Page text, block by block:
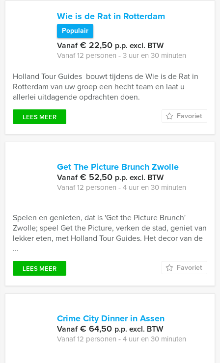
Wie is de Rat in Rotterdam
Populair
Vanaf€ 22,50 p.p. excl. BTW
Vanaf 12 personen ‐ 3 uur en 30 minuten
Holland Tour Guides bouwt tijdens de Wie is de Rat in
Rotterdam van uw groep een hecht team en laat u
allerlei uitdagende opdrachten doen.
LEES MEER Favoriet
Get The Picture Brunch Zwolle
Vanaf€ 52,50 p.p. excl. BTW
Vanaf 12 personen ‐ 4 uur en 30 minuten
Spelen en genieten, dat is 'Get the Picture Brunch'
Zwolle; speel Get the Picture, verken de stad, geniet van
lekker eten, met Holland Tour Guides. Het decor van de
...
LEES MEER Favoriet
Crime City Dinner in Assen
Vanaf€ 64,50 p.p. excl. BTW
Vanaf 12 personen ‐ 4 uur en 30 minuten